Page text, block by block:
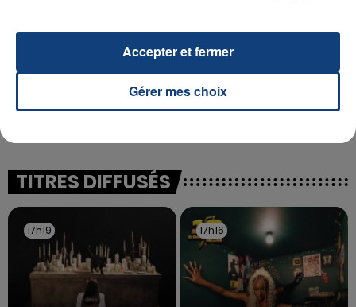
20 juillet 2026
UNE ADOLESCENTE DEVANT SE FAIRE
OPÉRER DE LA CHEVILLE RESSORT DE LA...
excuses.
TITRES DIFFUSÉS
17h19
17h19 17h16
17h16
Gérer mes choix
Accepter et fermer